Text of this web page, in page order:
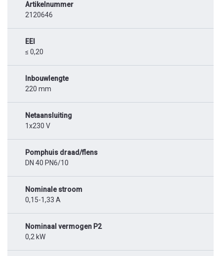
Artikelnummer
2120646
EEI
≤ 0,20
Inbouwlengte
220 mm
Netaansluiting
1x230 V
Pomphuis draad/flens
DN 40 PN6/10
Nominale stroom
0,15-1,33 A
Nominaal vermogen P2
0,2 kW